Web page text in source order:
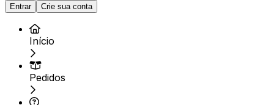
Entrar Crie sua conta
Início
Pedidos